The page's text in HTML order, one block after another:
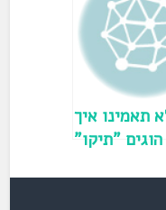
ש
תאמינו איך
הוגים "תיקו"